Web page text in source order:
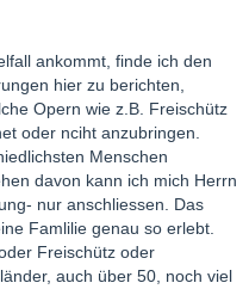
ankommt, finde ich den
hier zu berichten,
Opern wie z.B. Freischütz
oder nciht anzubringen.
Menschen
davon kann ich mich Herrn
nur anschliessen. Das
Famlilie genau so erlebt.
Freischütz oder
auch über 50, noch viel